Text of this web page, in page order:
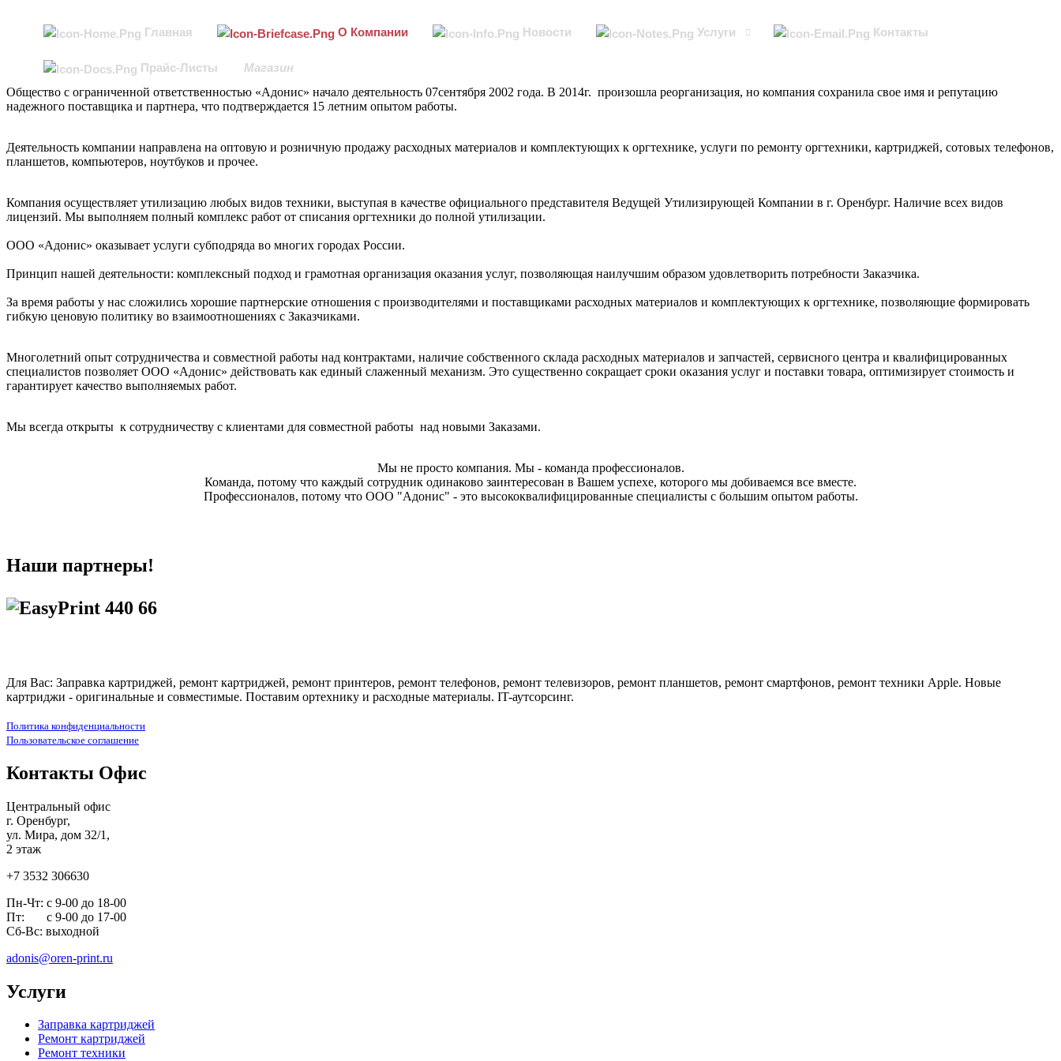
Главная О Компании Новости Услуги Контакты
Прайс-Листы
Магазин
Общество с ограниченной ответственностью «Адонис» начало деятельность 07сентября 2002 года. В 2014г. произошла реорганизация, но компания сохранила свое имя и репутацию
надежного поставщика и партнера, что подтверждается 15 летним опытом работы.
Деятельность компании направлена на оптовую и розничную продажу расходных материалов и комплектующих к оргтехнике, услуги по ремонту оргтехники, картриджей, сотовых телефонов,
планшетов, компьютеров, ноутбуков и прочее.
Компания осуществляет утилизацию любых видов техники, выступая в качестве официального представителя Ведущей Утилизирующей Компании в г. Оренбург. Наличие всех видов
лицензий. Мы выполняем полный комплекс работ от списания оргтехники до полной утилизации.
ООО «Адонис» оказывает услуги субподряда во многих городах России.
Принцип нашей деятельности: комплексный подход и грамотная организация оказания услуг, позволяющая наилучшим образом удовлетворить потребности Заказчика.
За время работы у нас сложились хорошие партнерские отношения с производителями и поставщиками расходных материалов и комплектующих к оргтехнике, позволяющие формировать
гибкую ценовую политику во взаимоотношениях с Заказчиками.
Многолетний опыт сотрудничества и совместной работы над контрактами, наличие собственного склада расходных материалов и запчастей, сервисного центра и квалифицированных
специалистов позволяет ООО «Адонис» действовать как единый слаженный механизм. Это существенно сокращает сроки оказания услуг и поставки товара, оптимизирует стоимость и
гарантирует качество выполняемых работ.
Мы всегда открыты к сотрудничеству с клиентами для совместной работы над новыми Заказами.
Мы не просто компания. Мы - команда профессионалов.
Команда, потому что каждый сотрудник одинаково заинтересован в Вашем успехе, которого мы добиваемся все вместе.
Профессионалов, потому что ООО "Адонис" - это высококвалифицированные специалисты с большим опытом работы.
Наши партнеры!
Для Вас: Заправка картриджей, ремонт картриджей, ремонт принтеров, ремонт телефонов, ремонт телевизоров, ремонт планшетов, ремонт смартфонов, ремонт техники Apple. Новые
картриджи - оригинальные и совместимые. Поставим ортехнику и расходные материалы. IT-аутсорсинг.
Политика конфиденциальности
Пользовательское соглашение
Контакты Офис
Центральный офис
г. Оренбург,
ул. Мира, дом 32/1,
2 этаж
+7 3532 306630
Пн-Чт: с 9-00 до 18-00
Пт: с 9-00 до 17-00
Сб-Вс: выходной
adonis@oren-print.ru
Услуги
Заправка картриджей
Ремонт картриджей
Ремонт техники